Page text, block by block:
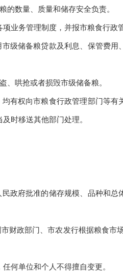
的数量、质量和储存安全负责。
项业务管理制度，并报市粮食行政
级储备粮贷款及利息、保管费
、哄抢或者损毁市级储备粮。
有权向市粮食行政管理部门等
时移送其他部门处理。
政府批准的储存规模、品种和
财政部门、市农发行根据粮食市
何单位和个人不得擅自变更。